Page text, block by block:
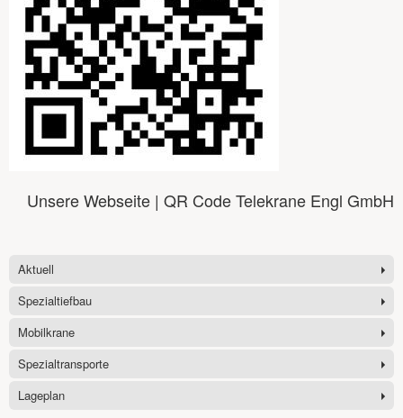
Unsere Webseite | QR Code Telekrane Engl GmbH
Aktuell
Spezialtiefbau
Mobilkrane
Spezialtransporte
Lageplan